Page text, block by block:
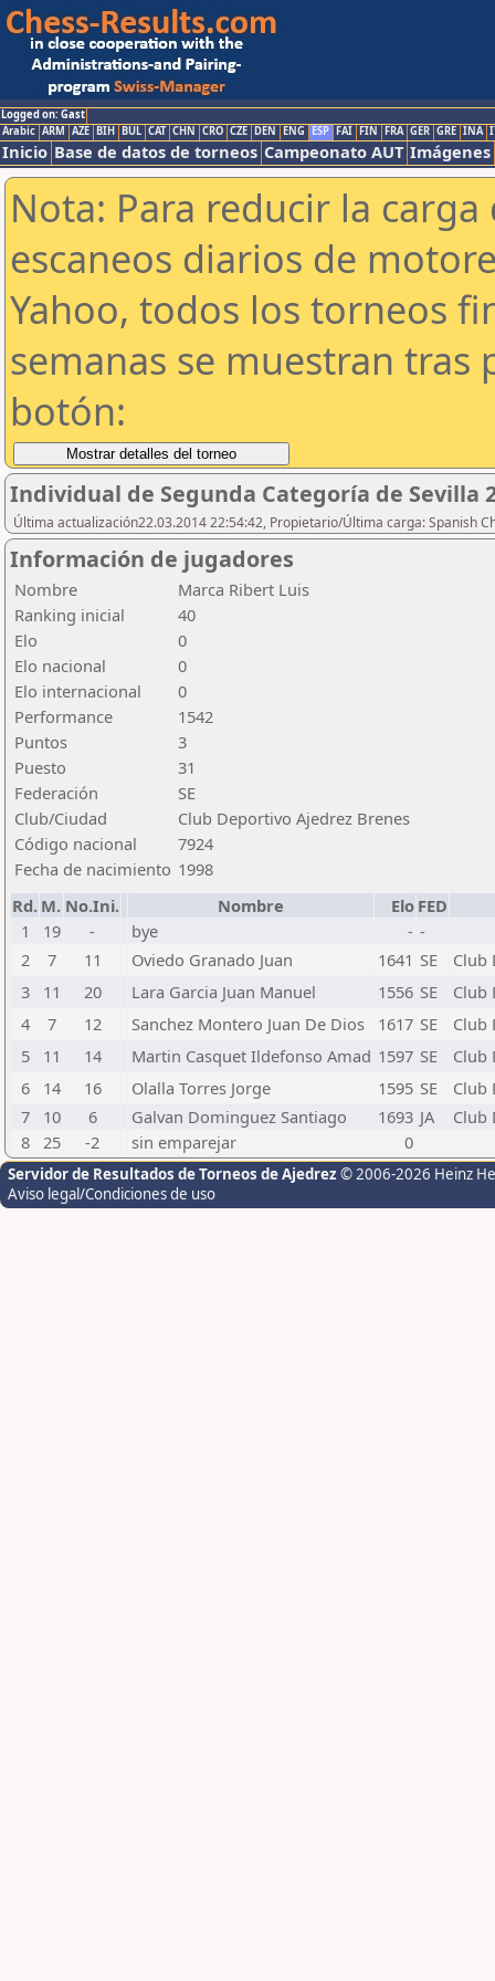
Logged on: Gast
Arabic ARM AZE BIH BUL CAT CHN CRO CZE DEN ENG ESP FAI FIN FRA GER GRE INA
Inicio Base de datos de torneos Campeonato AUT Imágenes
Nota: Para reducir la
escaneos diarios de
Yahoo, todos los torneos
semanas se muestran tras
botón:
Individual de Segunda Categoría de Sevilla
Última actualización22.03.2014 22:54:42, Propietario/Última carga: Spanish
Información de jugadores
Nombre
Marca Ribert Luis
Ranking inicial
40
Elo
0
Elo nacional
0
Elo internacional
0
Performance
1542
Puntos
3
Puesto
31
Federación
SE
Club/Ciudad
Club Deportivo Ajedrez Brenes
Código nacional
7924
Fecha de nacimiento 1998
Rd. M. No.Ini. Nombre Elo FED
1
19 - bye - -
2
7 11 Oviedo Granado Juan 1641 SE
Club
3
11 20 Lara Garcia Juan Manuel 1556 SE
Club
4
7 12 Sanchez Montero Juan De Dios 1617 SE
Club
5
11 14 Martin Casquet Ildefonso Amad 1597 SE
Club
6
14 16 Olalla Torres Jorge 1595 SE
Club
7
10 6 Galvan Dominguez Santiago 1693 JA
Club
8 25 -2 sin emparejar 0
Servidor de Resultados de Torneos de Ajedrez © 2006-2026 Heinz
Aviso legal/Condiciones de uso